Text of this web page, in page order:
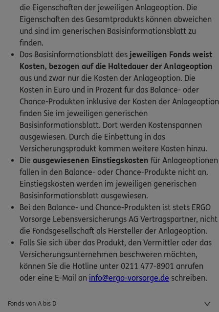
die Eigenschaften der jeweiligen Anlageoption. Die
Eigenschaften des Gesamtprodukts können abweichen
und sind im generischen Basisinformationsblatt zu
finden.
Das Basisinformationsblatt des jeweiligen Fonds weist
Kosten, bezogen auf die Haltedauer der Anlageoption
aus und zwar nur die Kosten der Anlageoption. Die
Kosten in Euro und in Prozent für das Balance- oder
Chance-Produkten inklusive der Kosten der Anlageoption
finden Sie im jeweiligen generischen
Basisinformationsblatt. Dort werden Kostenspannen
ausgewiesen. Durch die Einbettung in das
Versicherungsprodukt kommen weitere Kosten hinzu.
Die ausgewiesenen Einstiegskosten für Anlageoptionen
fallen in den Balance- oder Chance-Produkte nicht an.
Einstiegskosten werden im jeweiligen generischen
Basisinformationsblatt ausgewiesen.
Bei den Balance- und Chance-Produkten ist stets ERGO
Vorsorge Lebensversicherungs AG Vertragspartner, nicht
die Fondsgesellschaft als Hersteller der Anlageoption.
Falls Sie sich über das Produkt, den Vermittler oder das
Versicherungsunternehmen beschweren möchten,
können Sie die Hotline unter 0211 477-8901 anrufen
oder eine E-Mail an info@ergo-vorsorge.de schreiben.
Fonds von A bis D